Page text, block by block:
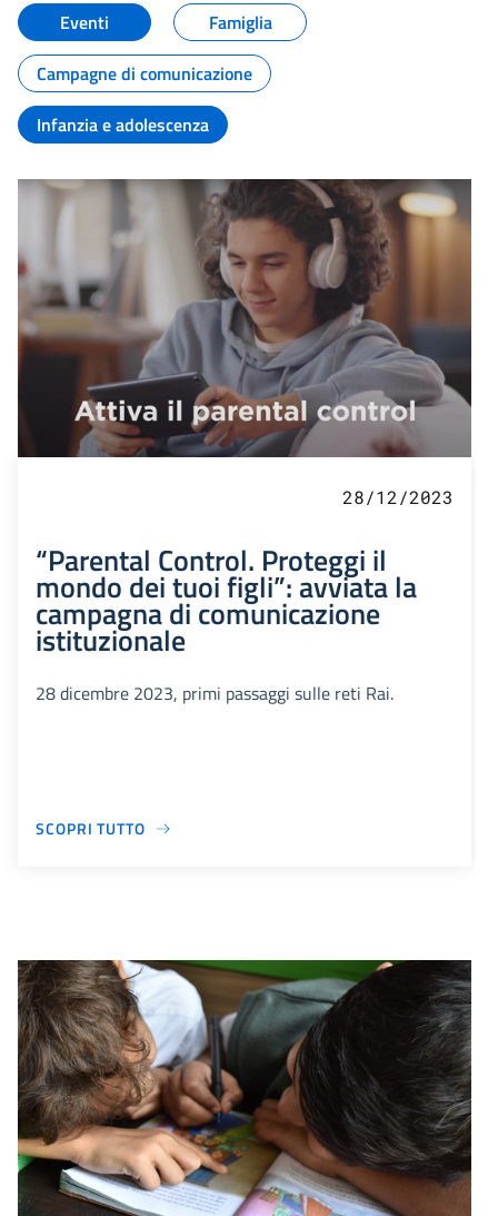
Eventi
Famiglia
Campagne di comunicazione
Infanzia e adolescenza
28/12/2023
“Parental Control. Proteggi il
mondo dei tuoi figli”: avviata la
campagna di comunicazione
istituzionale
28 dicembre 2023, primi passaggi sulle reti Rai.
SCOPRI TUTTO